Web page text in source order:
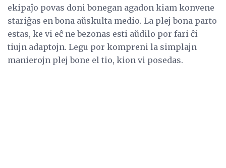
ekipaĵo povas doni bonegan agadon kiam konvene
stariĝas en bona aŭskulta medio. La plej bona parto
estas, ke vi eĉ ne bezonas esti aŭdilo por fari ĉi
tiujn adaptojn. Legu por kompreni la simplajn
manierojn plej bone el tio, kion vi posedas.